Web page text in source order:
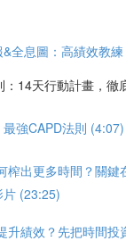
全息圖：高績效教練
：14天行動計畫，徹
最強CAPD法則 (4:07)
榨出更多時間？關鍵
片 (23:25)
升績效？先把時間投